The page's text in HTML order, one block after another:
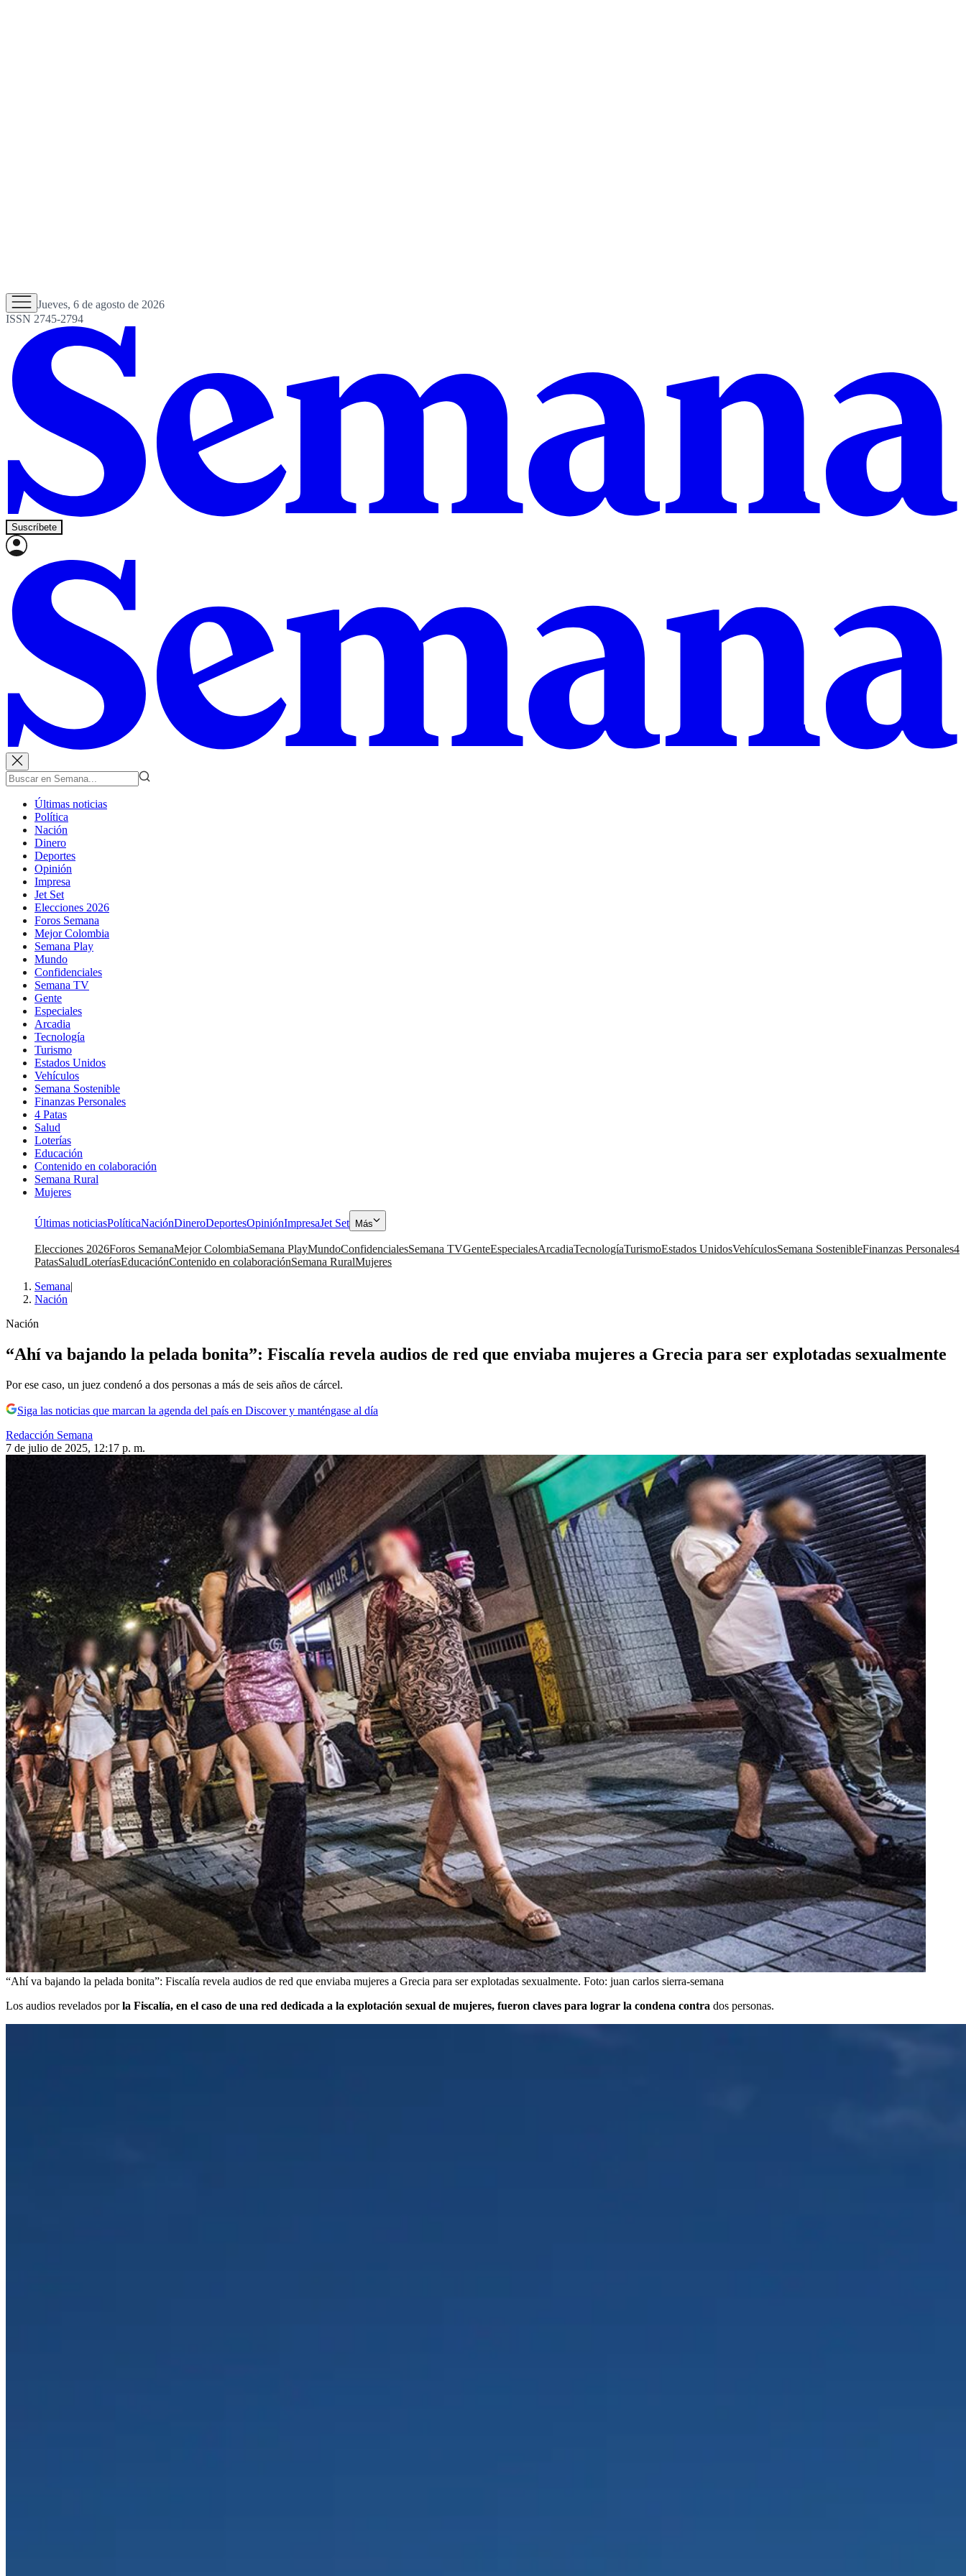
Jueves, 6 de agosto de 2026
ISSN 2745-2794
Suscríbete
Últimas noticias
Política
Nación
Dinero
Deportes
Opinión
Impresa
Jet Set
Elecciones 2026
Foros Semana
Mejor Colombia
Semana Play
Mundo
Confidenciales
Semana TV
Gente
Especiales
Arcadia
Tecnología
Turismo
Estados Unidos
Vehículos
Semana Sostenible
Finanzas Personales
4 Patas
Salud
Loterías
Educación
Contenido en colaboración
Semana Rural
Mujeres
Últimas noticiasPolíticaNaciónDineroDeportesOpiniónImpresaJet Set Más
Elecciones 2026Foros SemanaMejor ColombiaSemana PlayMundoConfidencialesSemana TVGenteEspecialesArcadiaTecnologíaTurismoEstados UnidosVehículosSemana SostenibleFinanzas Personales4
PatasSaludLoteríasEducaciónContenido en colaboraciónSemana RuralMujeres
Semana|
Nación
Nación
“Ahí va bajando la pelada bonita”: Fiscalía revela audios de red que enviaba mujeres a Grecia para ser explotadas sexualmente
Por ese caso, un juez condenó a dos personas a más de seis años de cárcel.
Siga las noticias que marcan la agenda del país en Discover y manténgase al día
Redacción Semana
7 de julio de 2025, 12:17 p. m.
“Ahí va bajando la pelada bonita”: Fiscalía revela audios de red que enviaba mujeres a Grecia para ser explotadas sexualmente. Foto: juan carlos sierra-semana
Los audios revelados porla Fiscalía, en el caso de una red dedicada a la explotación sexual de mujeres, fueron claves para lograr la condena contra dos personas.